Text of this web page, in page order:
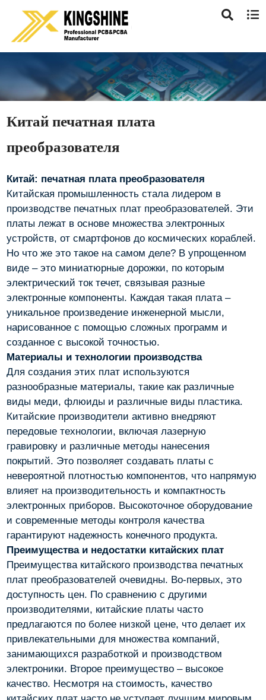
Китай печатная плата
преобразователя
Китай: печатная плата преобразователя
Китайская промышленность стала лидером в
производстве печатных плат преобразователей. Эти
платы лежат в основе множества электронных
устройств, от смартфонов до космических кораблей.
Но что же это такое на самом деле? В упрощенном
виде – это миниатюрные дорожки, по которым
электрический ток течет, связывая разные
электронные компоненты. Каждая такая плата –
уникальное произведение инженерной мысли,
нарисованное с помощью сложных программ и
созданное с высокой точностью.
Материалы и технологии производства
Для создания этих плат используются
разнообразные материалы, такие как различные
виды меди, флюиды и различные виды пластика.
Китайские производители активно внедряют
передовые технологии, включая лазерную
гравировку и различные методы нанесения
покрытий. Это позволяет создавать платы с
невероятной плотностью компонентов, что напрямую
влияет на производительность и компактность
электронных приборов. Высокоточное оборудование
и современные методы контроля качества
гарантируют надежность конечного продукта.
Преимущества и недостатки китайских плат
Преимущества китайского производства печатных
плат преобразователей очевидны. Во-первых, это
доступность цен. По сравнению с другими
производителями, китайские платы часто
предлагаются по более низкой цене, что делает их
привлекательными для множества компаний,
занимающихся разработкой и производством
электроники. Второе преимущество – высокое
качество. Несмотря на стоимость, качество